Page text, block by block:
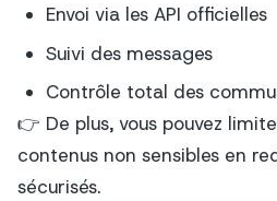
Envoi via les API officielles
Suivi des messages
Contrôle total des
👉 De plus, vous pouvez
contenus non sensibles en
sécurisés.